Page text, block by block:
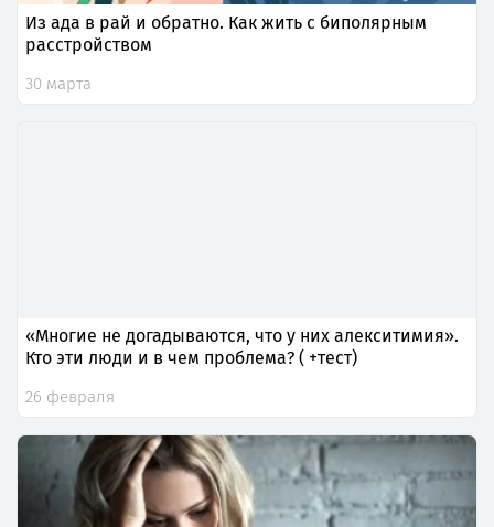
Из ада в рай и обратно. Как жить с биполярным
расстройством
30 марта
«Многие не догадываются, что у них алекситимия».
Кто эти люди и в чем проблема? ( +тест)
26 февраля